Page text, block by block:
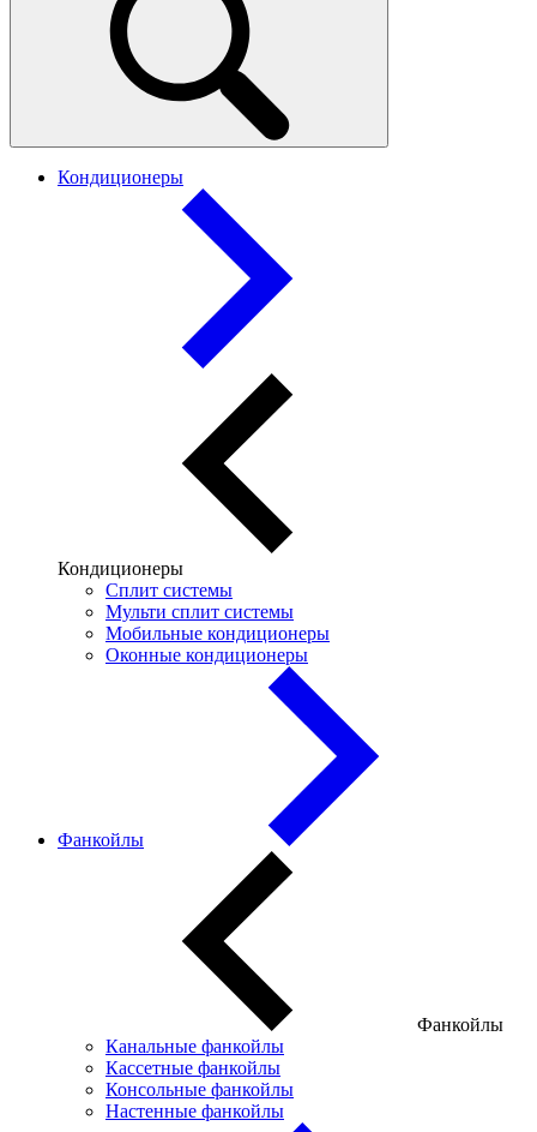
Кондиционеры
Кондиционеры
Сплит системы
Мульти сплит системы
Мобильные кондиционеры
Оконные кондиционеры
Фанкойлы
Фанкойлы
Канальные фанкойлы
Кассетные фанкойлы
Консольные фанкойлы
Настенные фанкойлы